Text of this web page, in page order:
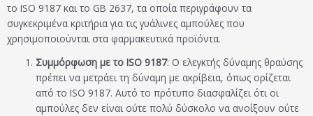
το ISO 9187 και το GB 2637, τα οποία περιγράφουν τα
συγκεκριμένα κριτήρια για τις γυάλινες αμπούλες που
χρησιμοποιούνται στα φαρμακευτικά προϊόντα.
Συμμόρφωση με το ISO 9187: Ο ελεγκτής δύναμης θραύσης
πρέπει να μετράει τη δύναμη με ακρίβεια, όπως ορίζεται
από το ISO 9187. Αυτό το πρότυπο διασφαλίζει ότι οι
αμπούλες δεν είναι ούτε πολύ δύσκολο να ανοίξουν ούτε